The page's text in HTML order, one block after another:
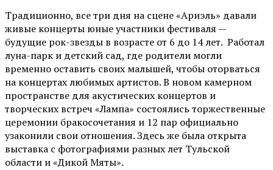
Традиционно, все три дня на сцене«Ариэль» давали
живые концерты юные участники фестиваля —
будущие рок-звезды в возрасте от 6 до 14 лет. Работал
луна-парк и детский сад, где родители могли
временно оставить своих малышей, чтобы оторваться
на концертах любимых артистов. В новом камерном
пространстве для акустических концертов и
творческих встреч «Лампа» состоялись торжественные
церемонии бракосочетания и 12 пар официально
узаконили свои отношения. Здесь же была открыта
выставка с фотографиями разных лет Тульской
области и «Дикой Мяты».